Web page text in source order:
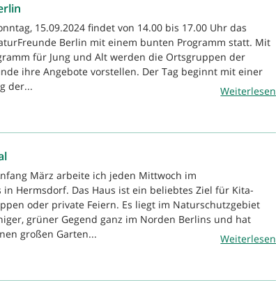
15.09.2024 findet von 14.00 bis 17.00 Uhr das
Berlin mit einem bunten Programm statt. Mit
für Jung und Alt werden die Ortsgruppen der
ihre Angebote vorstellen. Der Tag beginnt mit einer
der...
Weiterlesen
März arbeite ich jeden Mittwoch im
Hermsdorf. Das Haus ist ein beliebtes Ziel für Kita-
oder private Feiern. Es liegt im Naturschutzgebiet
grüner Gegend ganz im Norden Berlins und hat
großen Garten...
Weiterlesen